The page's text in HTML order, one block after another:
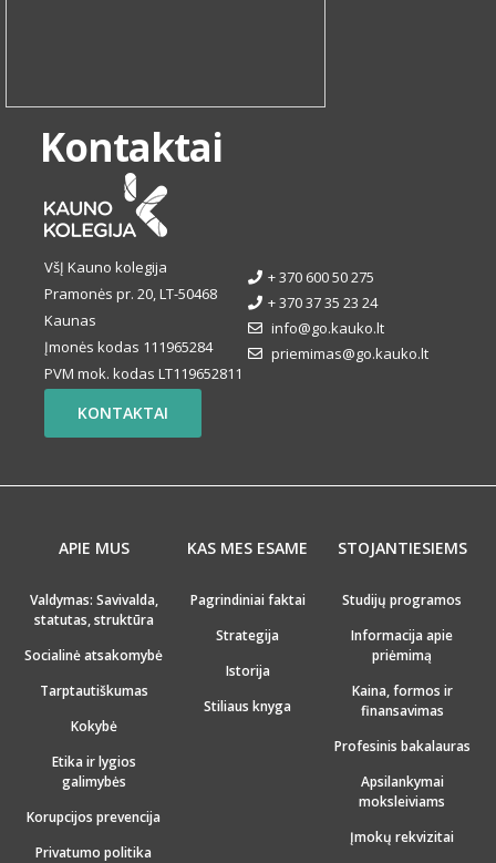
Kontaktai
VšĮ Kauno kolegija
Pramonės pr. 20, LT-50468
Kaunas
Įmonės kodas 111965284
PVM mok. kodas LT119652811
+ 370 600 50 275
+ 370 37 35 23 24
info@go.kauko.lt
priemimas@go.kauko.lt
KONTAKTAI
APIE MUS
Valdymas: Savivalda,
statutas, struktūra
Socialinė atsakomybė
Tarptautiškumas
Kokybė
Etika ir lygios
galimybės
Korupcijos prevencija
Privatumo politika
KAS MES ESAME
Pagrindiniai faktai
Strategija
Istorija
Stiliaus knyga
STOJANTIESIEMS
Studijų programos
Informacija apie
priėmimą
Kaina, formos ir
finansavimas
Profesinis bakalauras
Apsilankymai
moksleiviams
Įmokų rekvizitai